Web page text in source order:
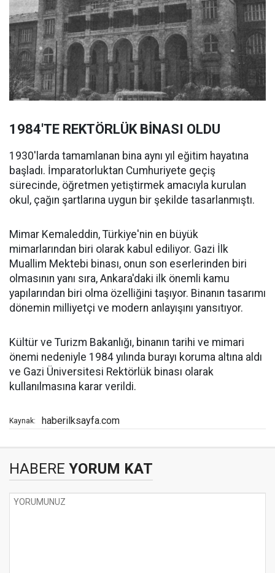
1984'TE REKTÖRLÜK BİNASI OLDU
1930'larda tamamlanan bina aynı yıl eğitim hayatına
başladı. İmparatorluktan Cumhuriyete geçiş
sürecinde, öğretmen yetiştirmek amacıyla kurulan
okul, çağın şartlarına uygun bir şekilde tasarlanmıştı.
Mimar Kemaleddin, Türkiye'nin en büyük
mimarlarından biri olarak kabul ediliyor. Gazi İlk
Muallim Mektebi binası, onun son eserlerinden biri
olmasının yanı sıra, Ankara'daki ilk önemli kamu
yapılarından biri olma özelliğini taşıyor. Binanın tasarımı
dönemin milliyetçi ve modern anlayışını yansıtıyor.
Kültür ve Turizm Bakanlığı, binanın tarihi ve mimari
önemi nedeniyle 1984 yılında burayı koruma altına aldı
ve Gazi Üniversitesi Rektörlük binası olarak
kullanılmasına karar verildi.
Kaynak: haberilksayfa.com
HABERE YORUM KAT